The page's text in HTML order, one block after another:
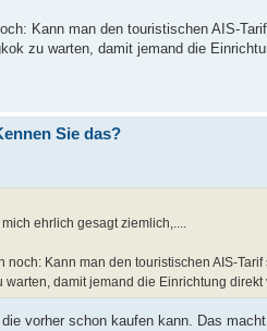
Kann man den touristischen AIS-
zu warten, damit jemand die
Sie das?
ehrlich gesagt ziemlich,....
noch: Kann man den touristischen AIS-
warten, damit jemand die Einrichtung
vorher schon kaufen kann. Das